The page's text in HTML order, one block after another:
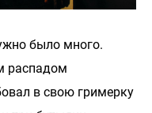
было много.
распадом
в свою гримерку